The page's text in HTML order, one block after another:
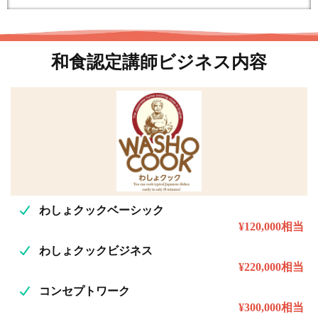
和食認定講師ビジネス内容
わしょクックベーシック
¥120,000相当
わしょクックビジネス
¥220,000相当
コンセプトワーク
¥300,000相当